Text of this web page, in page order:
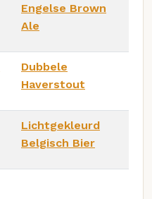
Engelse Brown
Ale
Dubbele
Haverstout
Lichtgekleurd
Belgisch Bier